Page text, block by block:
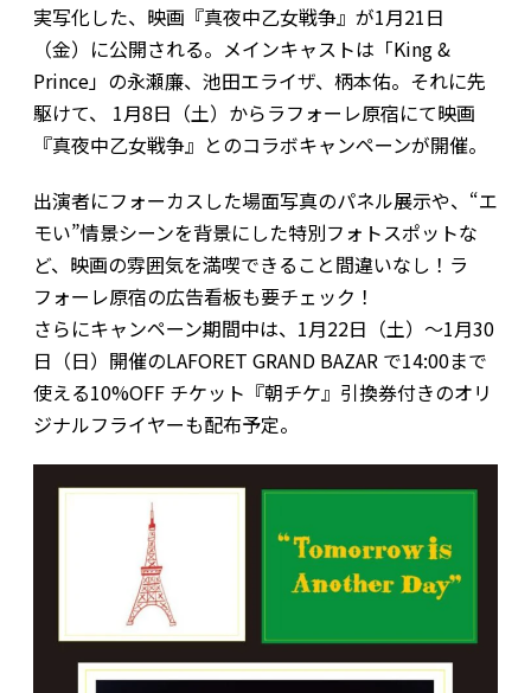
実写化した、映画『真夜中乙女戦争』が1月21日
（金）に公開される。メインキャストは「King &
Prince」の永瀬廉、池田エライザ、柄本佑。それに先
駆けて、 1月8日（土）からラフォーレ原宿にて映画
『真夜中乙女戦争』とのコラボキャンペーンが開催。
出演者にフォーカスした場面写真のパネル展示や、“エ
モい”情景シーンを背景にした特別フォトスポットな
ど、映画の雰囲気を満喫できること間違いなし！ラ
フォーレ原宿の広告看板も要チェック！
さらにキャンペーン期間中は、1月22日（土）～1月30
日（日）開催のLAFORET GRAND BAZAR で14:00まで
使える10%OFF チケット『朝チケ』引換券付きのオリ
ジナルフライヤーも配布予定。